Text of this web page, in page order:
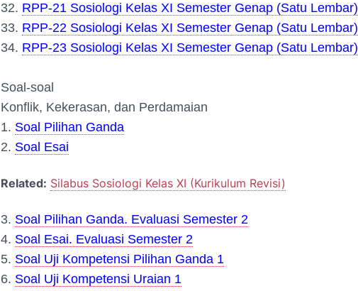
32. RPP-21 Sosiologi Kelas XI Semester Genap (Satu Lembar)
33. RPP-22 Sosiologi Kelas XI Semester Genap (Satu Lembar)
34. RPP-23 Sosiologi Kelas XI Semester Genap (Satu Lembar)
Soal-soal
Konflik, Kekerasan, dan Perdamaian
1. Soal Pilihan Ganda
2. Soal Esai
Related: Silabus Sosiologi Kelas XI (Kurikulum Revisi)
3. Soal Pilihan Ganda. Evaluasi Semester 2
4. Soal Esai. Evaluasi Semester 2
5. Soal Uji Kompetensi Pilihan Ganda 1
6. Soal Uji Kompetensi Uraian 1